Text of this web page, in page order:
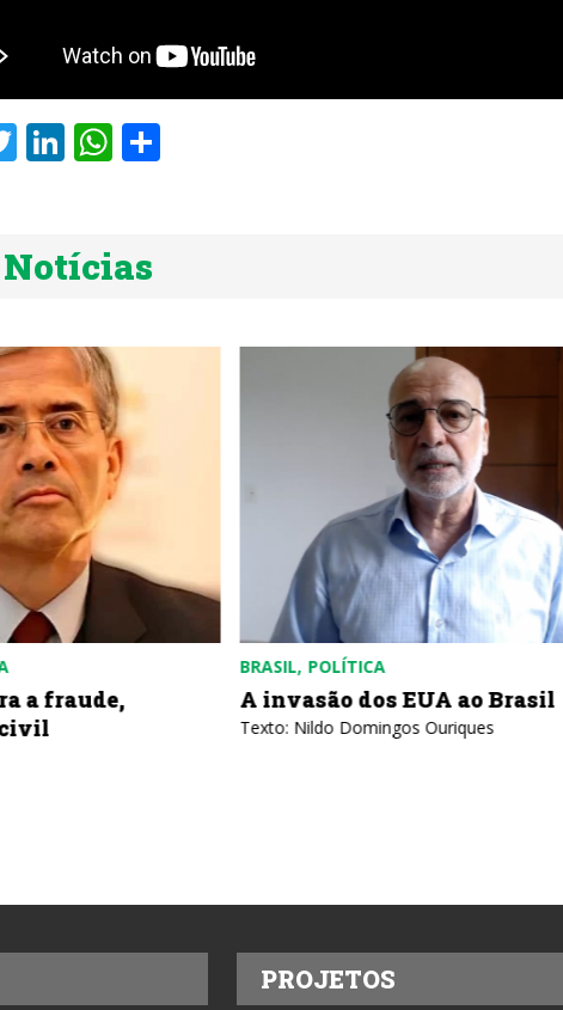
TwitterLinkedInWhatsApp
a fraude,
BRASIL POLÍTICA
A invasão dos EUA ao Brasil
Texto: Nildo Domingos Ouriques
PROJETOS